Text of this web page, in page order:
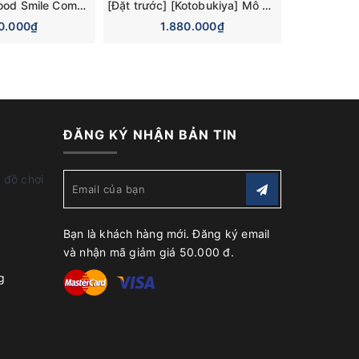
[Đặt trước] [Good Smile Company] Mô hình nhân vật Blue Archive Nendoroid Hoshino Takanashi (Armed) Figure
[Đặt trước] [Kotobukiya] Mô hình lắp ráp ARCANADEA Ornela Plastic Model Kit
1.880.000₫
đồ chơi
ĐĂNG KÝ NHẬN BẢN TIN
Bạn là khách hàng mới. Đăng ký email
và nhận mã giảm giá 50.000 đ.